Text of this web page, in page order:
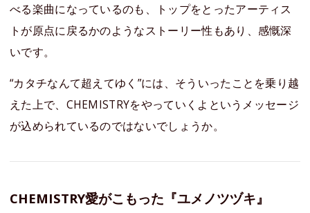
べる楽曲になっているのも、トップをとったアーティス
トが原点に戻るかのようなストーリー性もあり、感慨深
いです。
“カタチなんて超えてゆく”には、そういったことを乗り越
えた上で、CHEMISTRYをやっていくよというメッセージ
が込められているのではないでしょうか。
CHEMISTRY愛がこもった『ユメノツヅキ』